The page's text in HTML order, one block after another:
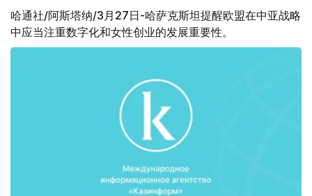
哈通社/阿斯塔纳/3月27日-哈萨克斯坦提醒欧盟在中亚战略
中应当注重数字化和女性创业的发展重要性。